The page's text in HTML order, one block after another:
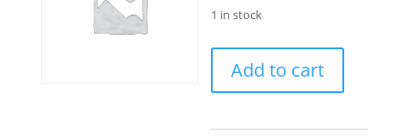
1 in stock
quantity
Add to cart